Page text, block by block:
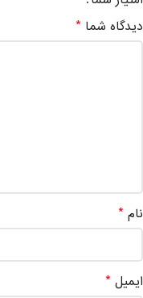
دیدگاه شما *
نام *
ایمیل *